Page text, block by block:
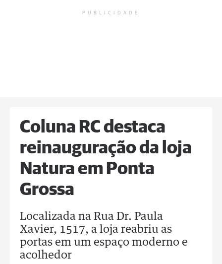
PUBLICIDADE
Coluna RC destaca
reinauguração da loja
Natura em Ponta
Grossa
Localizada na Rua Dr. Paula
Xavier, 1517, a loja reabriu as
portas em um espaço moderno e
acolhedor